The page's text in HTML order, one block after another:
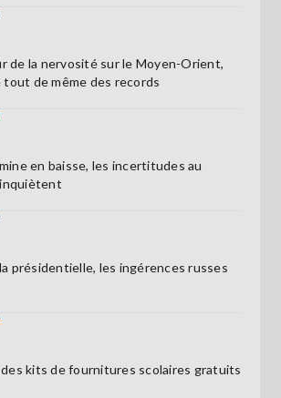
de la nervosité sur le Moyen-Orient,
de même des records
en baisse, les incertitudes au
présidentielle, les ingérences russes
kits de fournitures scolaires gratuits